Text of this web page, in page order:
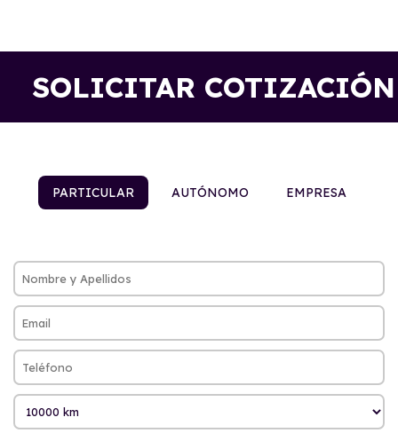
SOLICITAR COTIZACIÓN
PARTICULAR AUTÓNOMO EMPRESA